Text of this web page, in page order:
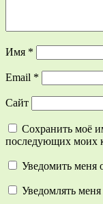
Имя *
Email *
Сайт
Сохранить моё
последующих моих
Уведомить меня
Уведомлять